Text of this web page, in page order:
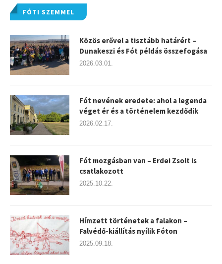
FÓTI SZEMMEL
Közös erővel a tisztább határért –
Dunakeszi és Fót példás összefogása
2026.03.01.
Fót nevének eredete: ahol a legenda
véget ér és a történelem kezdődik
2026.02.17.
Fót mozgásban van – Erdei Zsolt is
csatlakozott
2025.10.22.
Hímzett történetek a falakon –
Falvédő-kiállítás nyílik Fóton
2025.09.18.